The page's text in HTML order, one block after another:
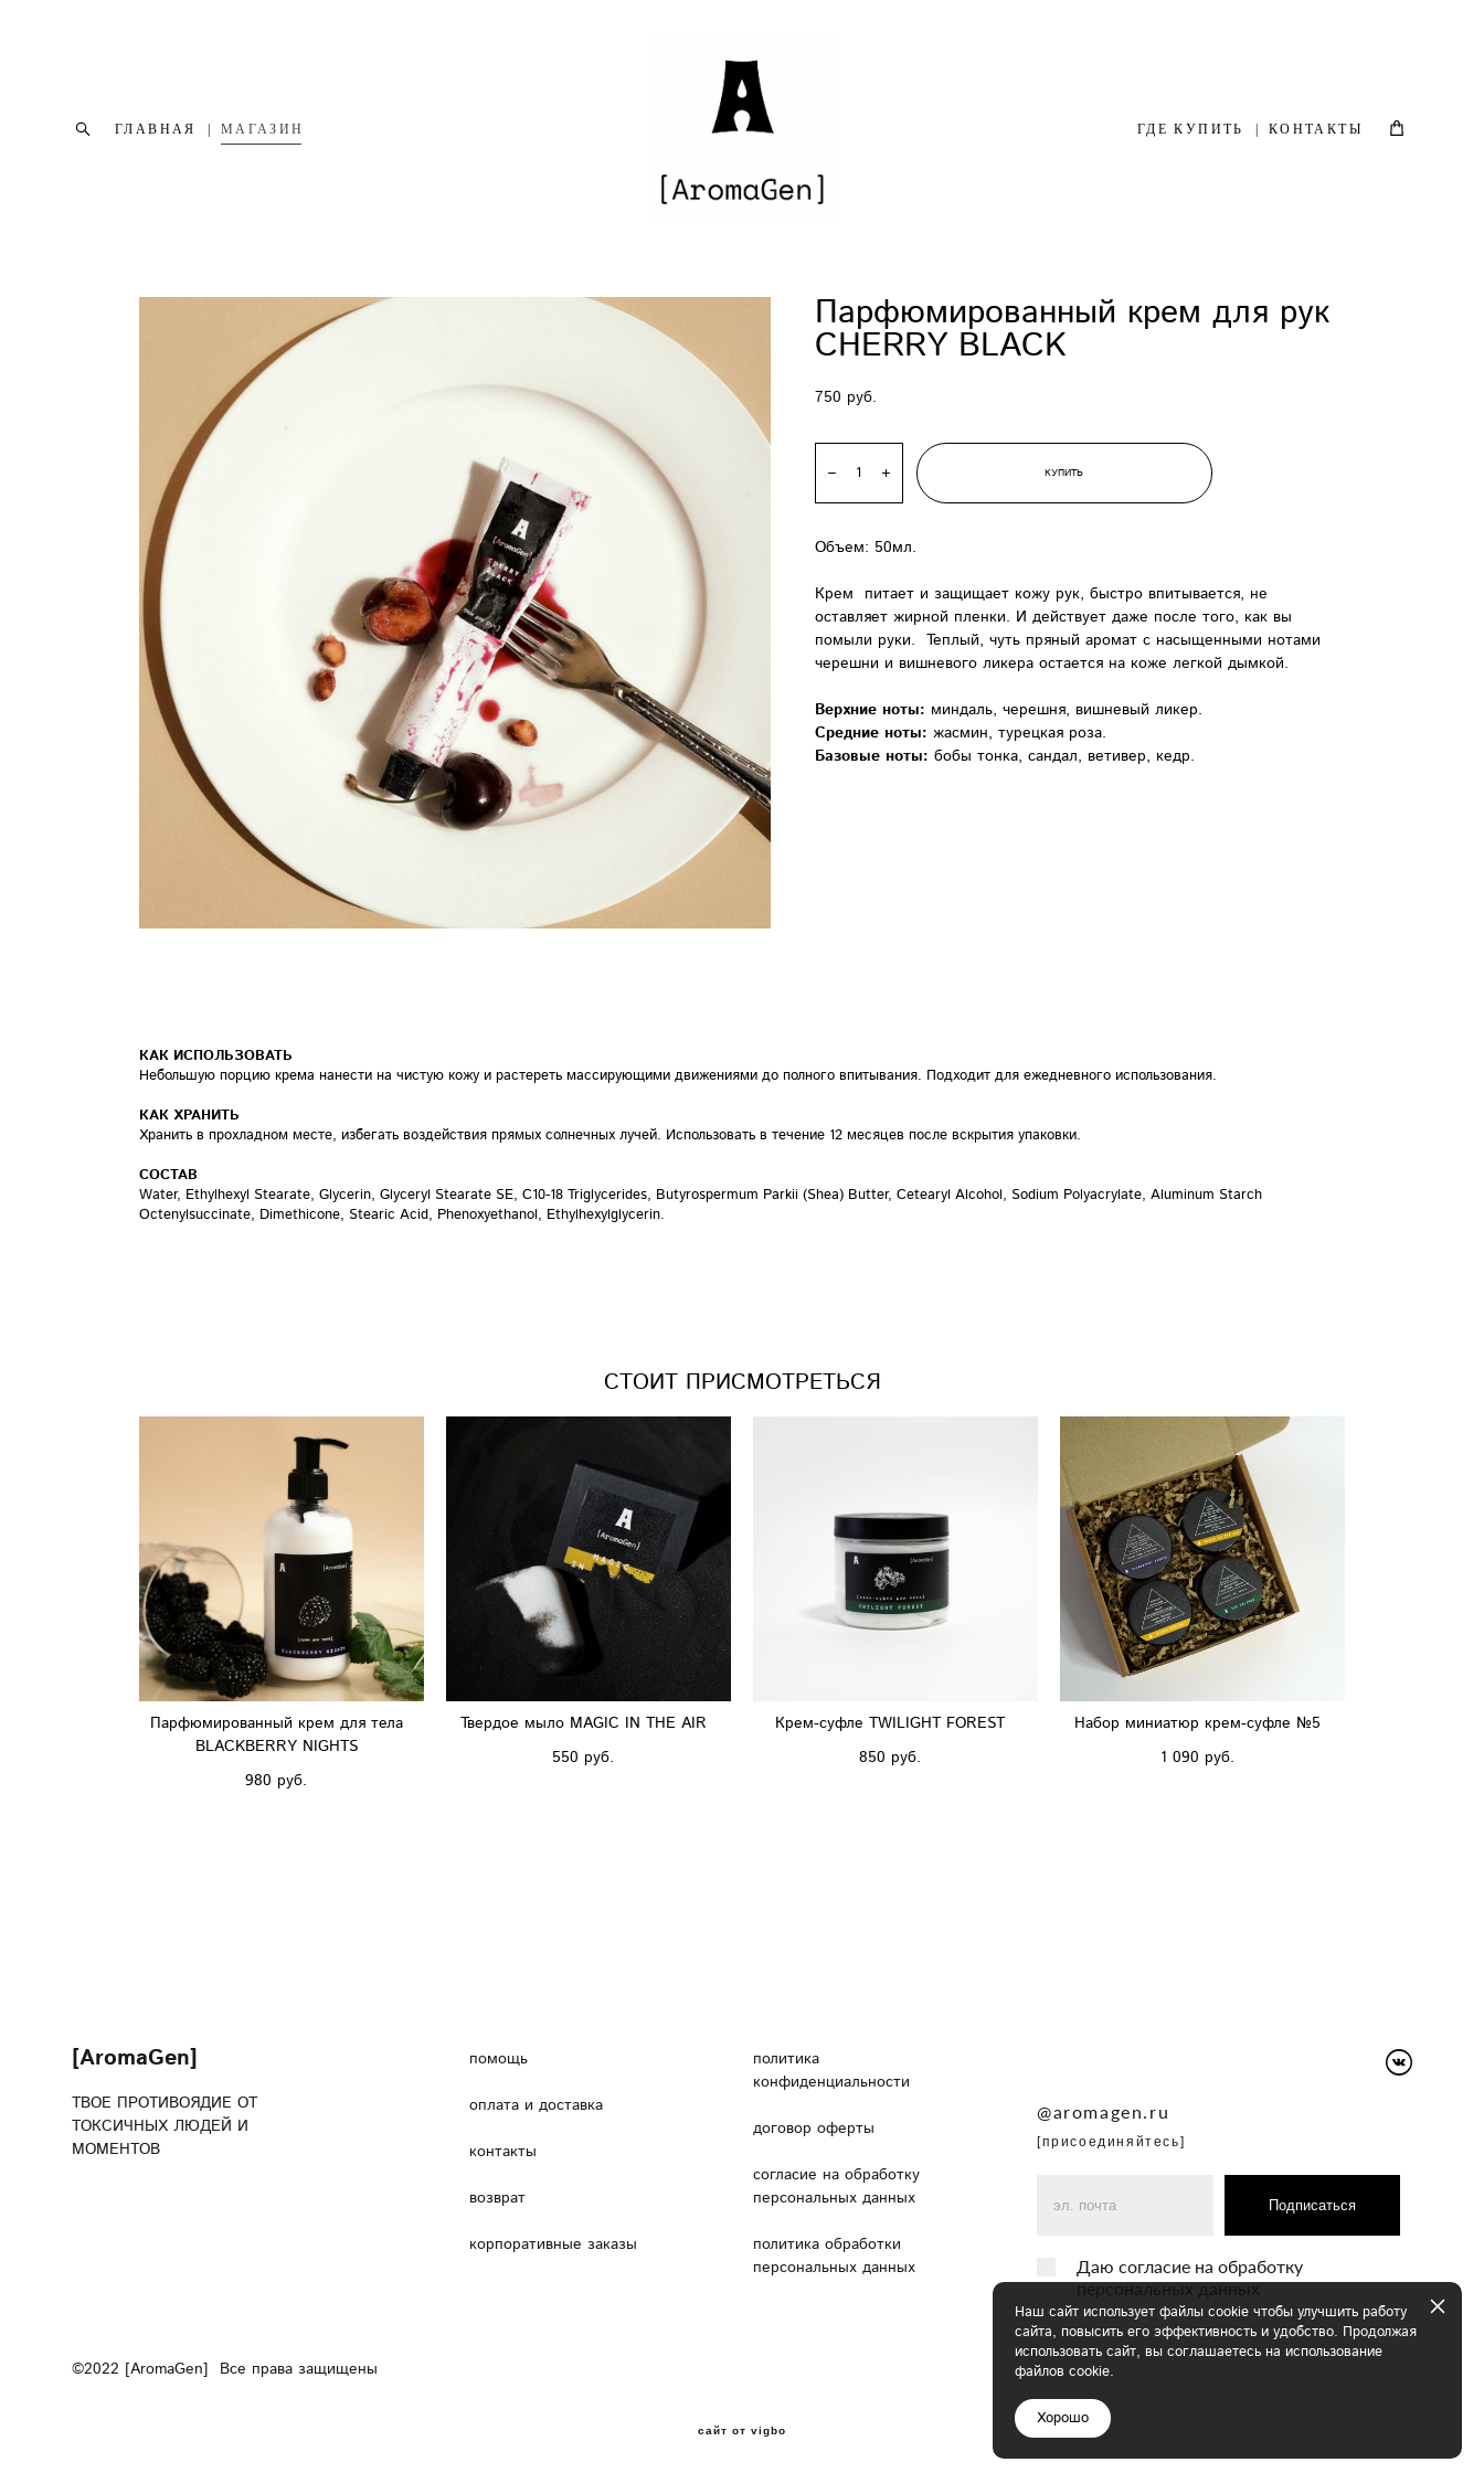
ГЛАВНАЯ МАГАЗИН ГДЕ КУПИТЬ КОНТАКТЫ
Парфюмированный крем для рук
CHERRY BLACK
750 pуб.
КУПИТЬ
Объем: 50мл.
Крем питает и защищает кожу рук, быстро впитывается, не
оставляет жирной пленки. И действует даже после того, как вы
помыли руки. Теплый, чуть пряный аромат с насыщенными нотами
черешни и вишневого ликера остается на коже легкой дымкой.
Верхние ноты: миндаль, черешня, вишневый ликер.
Средние ноты: жасмин, турецкая роза.
Базовые ноты: бобы тонка, сандал, ветивер, кедр.
КАК ИСПОЛЬЗОВАТЬ
Небольшую порцию крема нанести на чистую кожу и растереть массирующими движениями до полного впитывания. Подходит для ежедневного использования.
КАК ХРАНИТЬ
Хранить в прохладном месте, избегать воздействия прямых солнечных лучей. Использовать в течение 12 месяцев после вскрытия упаковки.
СОСТАВ
Water, Ethylhexyl Stearate, Glycerin, Glyceryl Stearate SE, C10-18 Triglycerides, Butyrospermum Parkii (Shea) Butter, Cetearyl Alcohol, Sodium Polyacrylate, Aluminum Starch
Octenylsuccinate, Dimethicone, Stearic Acid, Phenoxyethanol, Ethylhexylglycerin.
СТОИТ ПРИСМОТРЕТЬСЯ
Парфюмированный крем для тела
BLACKBERRY NIGHTS
980 pуб.
Твердое мыло MAGIC IN THE AIR
550 pуб.
Крем-суфле TWILIGHT FOREST
850 pуб.
Набор миниатюр крем-суфле №5
1 090 pуб.
[AromaGen]
ТВОЕ ПРОТИВОЯДИЕ ОТ
ТОКСИЧНЫХ ЛЮДЕЙ И
МОМЕНТОВ
помощь
оплата и доставка
контакты
возврат
корпоративные заказы
политика
конфиденциальности
договор оферты
согласие на обработку
персональных данных
политика обработки
персональных данных
@aromagen.ru
[присоединяйтесь]
Подписаться
Даю согласие на обработку
персональных данных
©2022 [AromaGen] Все права защищены
сайт от vigbo
Наш сайт использует файлы cookie чтобы улучшить работу
сайта, повысить его эффективность и удобство. Продолжая
использовать сайт, вы соглашаетесь на использование
файлов cookie.
Хорошо